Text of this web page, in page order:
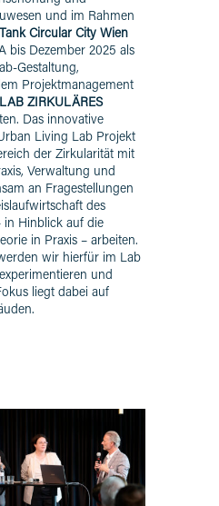
und im Rahmen
Circular City Wien
bis Dezember 2025 als
Gestaltung,
Projektmanagement
ZIRKULÄRES
Das innovative
Living Lab Projekt
der Zirkularität mit
Verwaltung und
an Fragestellungen
des
in Hinblick auf die
in Praxis – arbeiten.
wir hierfür im Lab
und
liegt dabei auf